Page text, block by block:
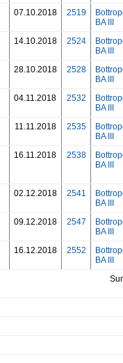
07.10.2018 2519
BA III
14.10.2018 2524
BA III
28.10.2018 2528
BA III
04.11.2018 2532
BA III
11.11.2018 2535
BA III
16.11.2018 2538
BA III
02.12.2018 2541
BA III
09.12.2018 2547
BA III
16.12.2018 2552
BA III